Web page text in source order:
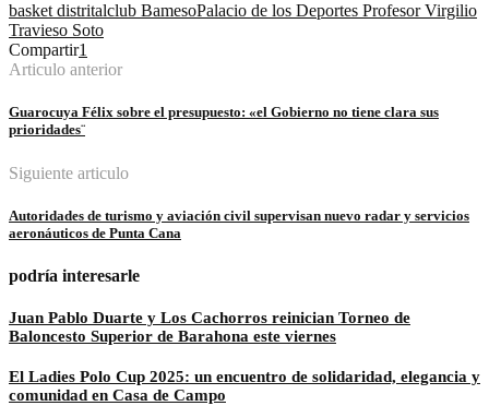
basket distritalclub BamesoPalacio de los Deportes Profesor Virgilio
Travieso Soto
Compartir1
Articulo anterior
Guarocuya Félix sobre el presupuesto: «el Gobierno no tiene clara sus
prioridades¨
Siguiente articulo
Autoridades de turismo y aviación civil supervisan nuevo radar y servicios
aeronáuticos de Punta Cana
podría interesarle
Juan Pablo Duarte y Los Cachorros reinician Torneo de
Baloncesto Superior de Barahona este viernes
El Ladies Polo Cup 2025: un encuentro de solidaridad, elegancia y
comunidad en Casa de Campo